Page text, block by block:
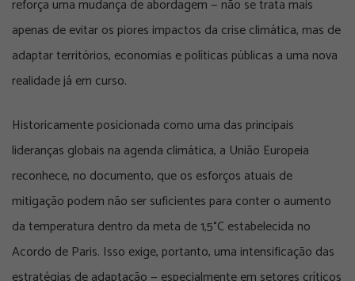
reforça uma mudança de abordagem — não se trata mais
apenas de evitar os piores impactos da crise climática, mas de
adaptar territórios, economias e políticas públicas a uma nova
realidade já em curso.
Historicamente posicionada como uma das principais
lideranças globais na agenda climática, a União Europeia
reconhece, no documento, que os esforços atuais de
mitigação podem não ser suficientes para conter o aumento
da temperatura dentro da meta de 1,5°C estabelecida no
Acordo de Paris. Isso exige, portanto, uma intensificação das